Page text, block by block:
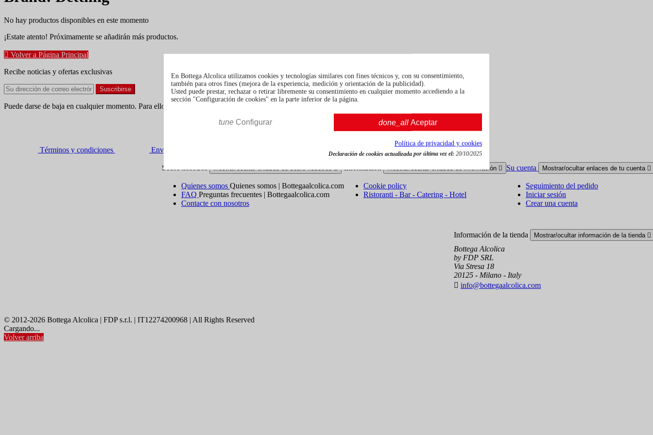
No hay productos disponibles en este momento
¡Estate atento! Próximamente se añadirán más productos.
 Volver a Página Principal
Recibe noticias y ofertas exclusivas
Puede darse de baja en cualquier momento. Para ello, consulte nuestra información de contacto en el aviso legal.
Términos y condiciones Envío y entrega
Sobre nosotros Mostrar/ocultar enlaces de sobre nosotros
Quienes somos Quienes somos | Bottegaalcolica.com
FAQ Preguntas frecuentes | Bottegaalcolica.com
Contacte con nosotros
Información Mostrar/ocultar enlaces de información 
Cookie policy
Ristoranti - Bar - Catering - Hotel
Su cuenta Mostrar/ocultar enlaces de tu cuenta 
Seguimiento del pedido
Iniciar sesión
Crear una cuenta
Información de la tienda Mostrar/ocultar información de la tienda 
Bottega Alcolica
by FDP SRL
Via Stresa 18
20125 - Milano - Italy
 info@bottegaalcolica.com
© 2012-2026 Bottega Alcolica | FDP s.r.l. | IT12274200968 | All Rights Reserved
Cargando...
Volver arriba
En Bottega Alcolica utilizamos cookies y tecnologías similares con fines técnicos y, con su consentimiento,
también para otros fines (mejora de la experiencia, medición y orientación de la publicidad).
Usted puede prestar, rechazar o retirar libremente su consentimiento en cualquier momento accediendo a la
sección "Configuración de cookies" en la parte inferior de la página.
tune Configurar done_all Aceptar
Política de privacidad y cookies
Declaración de cookies actualizada por última vez el: 20/10/2025